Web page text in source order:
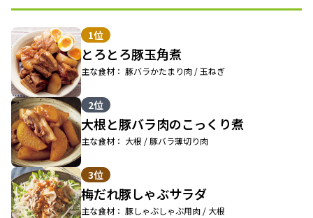
1位
とろとろ豚玉角煮
主な食材： 豚バラかたまり肉 / 玉ねぎ
2位
大根と豚バラ肉のこっくり煮
主な食材： 大根 / 豚バラ薄切り肉
3位
梅だれ豚しゃぶサラダ
主な食材： 豚しゃぶしゃぶ用肉 / 大根